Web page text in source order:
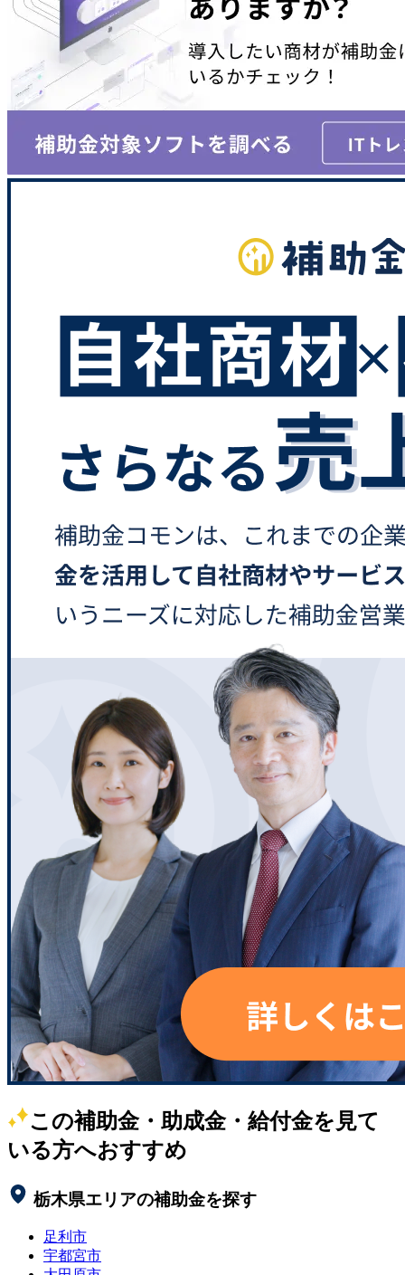
この補助金・助成金・給付金を見て
いる方へおすすめ
栃木県エリアの補助金を探す
足利市
宇都宮市